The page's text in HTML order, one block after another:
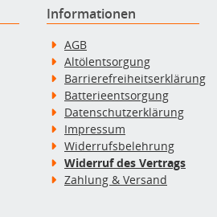
Informationen
AGB
Altölentsorgung
Barrierefreiheitserklärung
Batterieentsorgung
Datenschutzerklärung
Impressum
Widerrufsbelehrung
Widerruf des Vertrags
Zahlung & Versand